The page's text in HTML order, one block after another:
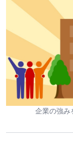
企業の強み